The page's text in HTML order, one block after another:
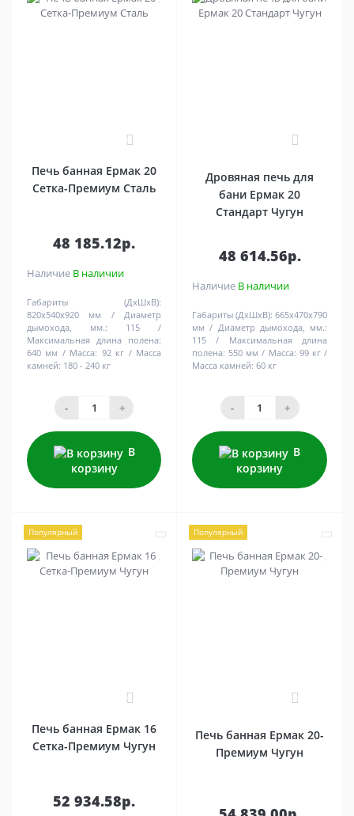
Печь банная Ермак 20
Сетка-Премиум Сталь
48 185.12р.
Наличие В наличии
Габариты (ДхШхВ):
820х540х920 мм
Диаметр
дымохода, мм.:
115
Максимальная длина полена:
640 мм
Масса: 92 кг
Масса
камней: 180 - 240 кг
- +
В
корзину
Дровяная печь для
бани Ермак 20
Стандарт Чугун
48 614.56р.
Наличие В наличии
Габариты (ДхШхВ): 665х470х790
мм
Диаметр дымохода, мм.:
115
Максимальная длина
полена: 550 мм Масса: 99 кг
Масса камней: 60 кг
- +
В
корзину
Популярный
Печь банная Ермак 16
Сетка-Премиум Чугун
52 934.58р.
Популярный
Печь банная Ермак 20-
Премиум Чугун